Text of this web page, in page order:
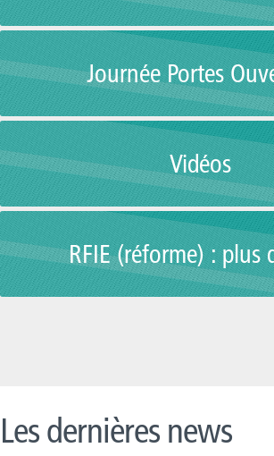
Journée Portes
Vidéos
RFIE (réforme) : plus
Les dernières news